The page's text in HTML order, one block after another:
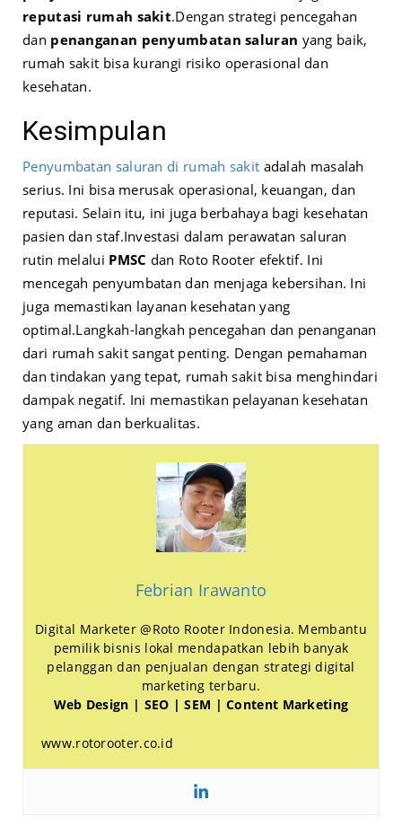
reputasi rumah sakit.Dengan strategi pencegahan
dan penanganan penyumbatan saluran yang baik,
rumah sakit bisa kurangi risiko operasional dan
kesehatan.
Kesimpulan
Penyumbatan saluran di rumah sakit adalah masalah
serius. Ini bisa merusak operasional, keuangan, dan
reputasi. Selain itu, ini juga berbahaya bagi kesehatan
pasien dan staf.Investasi dalam perawatan saluran
rutin melalui PMSC dan Roto Rooter efektif. Ini
mencegah penyumbatan dan menjaga kebersihan. Ini
juga memastikan layanan kesehatan yang
optimal.Langkah-langkah pencegahan dan penanganan
dari rumah sakit sangat penting. Dengan pemahaman
dan tindakan yang tepat, rumah sakit bisa menghindari
dampak negatif. Ini memastikan pelayanan kesehatan
yang aman dan berkualitas.
Febrian Irawanto
Digital Marketer @Roto Rooter Indonesia. Membantu
pemilik bisnis lokal mendapatkan lebih banyak
pelanggan dan penjualan dengan strategi digital
marketing terbaru.
Web Design | SEO | SEM | Content Marketing
www.rotorooter.co.id